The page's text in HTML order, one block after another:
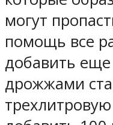
могут
помощь все
добавить
дрожжами